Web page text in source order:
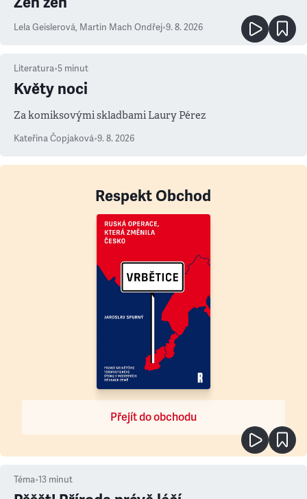
Lela Geislerová, Martin Mach Ondřej•9. 8. 2026
Literatura•5 minut
Květy noci
Za komiksovými skladbami Laury Pérez
Kateřina Čopjaková•9. 8. 2026
Respekt Obchod
Přejít do obchodu
Téma•13 minut